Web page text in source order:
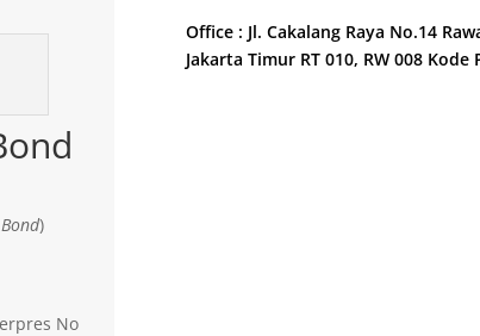
)
No
Office : Jl. Cakalang Raya No.14
Jakarta Timur RT 010, RW 008 Kode